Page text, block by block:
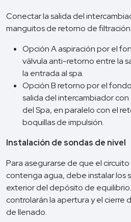
Conectar la salida del
manguitos de retorno de filtración
Opción A aspiración por el
válvula anti-retorno entre la
la entrada al spa.
Opción B retorno por el
salida del intercambiador
del Spa, en paralelo con el
boquillas de impulsión.
Instalación de sondas de nivel
Para asegurarse de que el
contenga agua, debe instalar los
exterior del depósito de
controlarán la apertura y el cierre
de llenado.